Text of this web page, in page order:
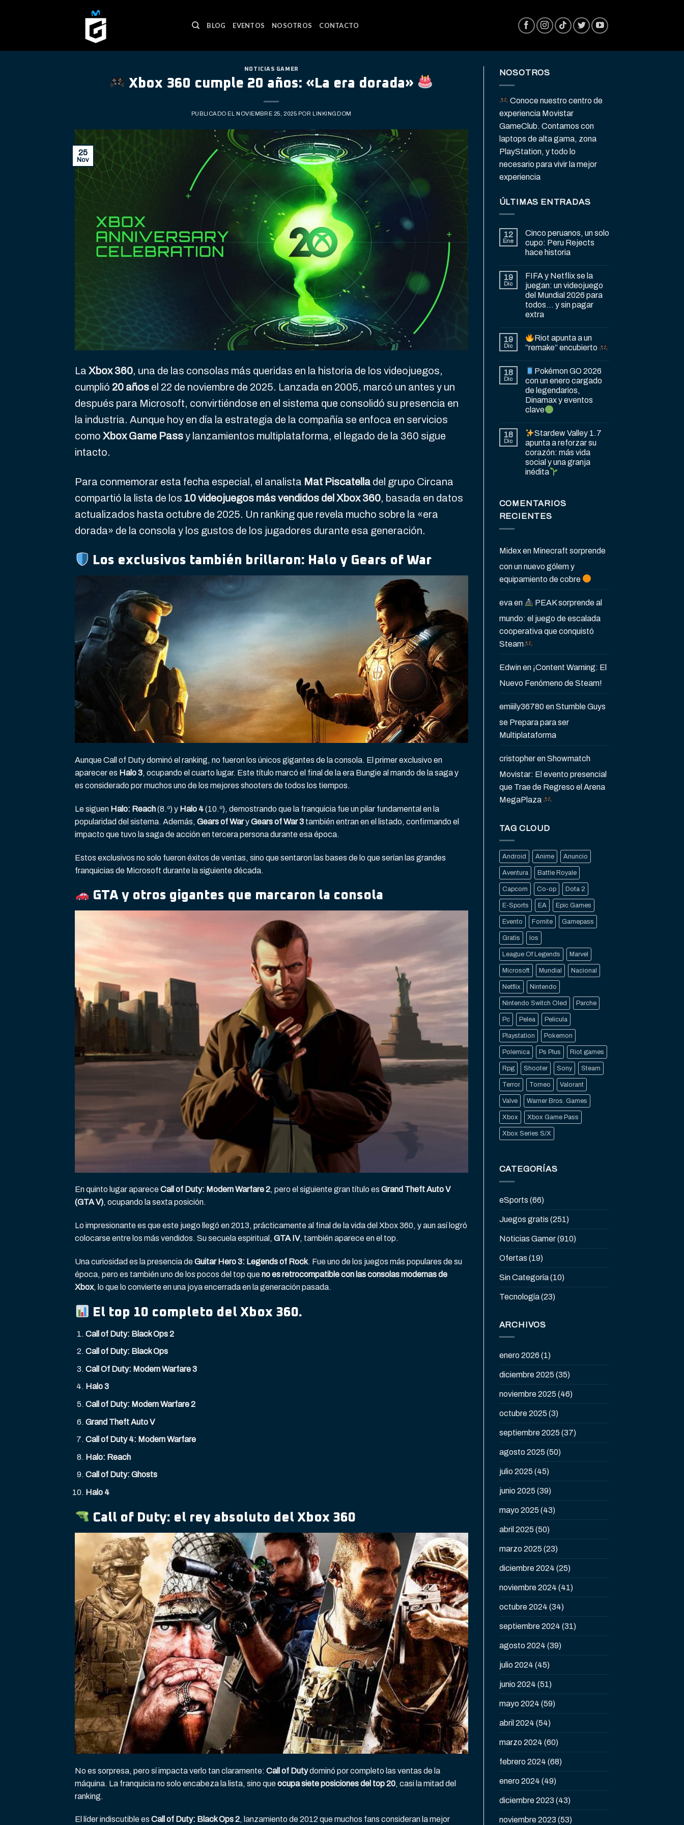
BLOG EVENTOS NOSOTROS CONTACTO
NOTICIAS GAMER
Xbox 360 cumple 20 años: «La era dorada»
PUBLICADO EL NOVIEMBRE 25, 2025 POR LINKINGDOM
25
Nov
La Xbox 360, una de las consolas más queridas en la historia de los videojuegos,
cumplió 20 años el 22 de noviembre de 2025. Lanzada en 2005, marcó un antes y un
después para Microsoft, convirtiéndose en el sistema que consolidó su presencia en
la industria. Aunque hoy en día la estrategia de la compañía se enfoca en servicios
como Xbox Game Passy lanzamientos multiplataforma, el legado de la 360 sigue
intacto.
Para conmemorar esta fecha especial, el analista Mat Piscatella del grupo Circana
compartió la lista de los 10 videojuegos más vendidos del Xbox 360, basada en datos
actualizados hasta octubre de 2025. Un ranking que revela mucho sobre la «era
dorada» de la consola y los gustos de los jugadores durante esa generación.
Los exclusivos también brillaron: Halo y Gears of War
Aunque Call of Duty dominó el ranking, no fueron los únicos gigantes de la consola. El primer exclusivo en
aparecer es Halo 3, ocupando el cuarto lugar. Este título marcó el final de la era Bungie al mando de la saga y
es considerado por muchos uno de los mejores shooters de todos los tiempos.
Le siguen Halo: Reach(8.º) y Halo 4(10.º), demostrando que la franquicia fue un pilar fundamental en la
popularidad del sistema. Además, Gears of WaryGears of War 3 también entran en el listado, confirmando el
impacto que tuvo la saga de acción en tercera persona durante esa época.
Estos exclusivos no solo fueron éxitos de ventas, sino que sentaron las bases de lo que serían las grandes
franquicias de Microsoft durante la siguiente década.
GTA y otros gigantes que marcaron la consola
En quinto lugar apareceCall of Duty: Modern Warfare 2, pero el siguiente gran título es Grand Theft Auto V
(GTA V), ocupando la sexta posición.
Lo impresionante es que este juego llegó en 2013, prácticamente al final de la vida del Xbox 360, y aun así logró
colocarse entre los más vendidos. Su secuela espiritual, GTA IV, también aparece en el top.
Una curiosidad es la presencia deGuitar Hero 3: Legends of Rock. Fue uno de los juegos más populares de su
época, pero es también uno de los pocos del top queno es retrocompatible con las consolas modernas de
Xbox, lo que lo convierte en una joya encerrada en la generación pasada.
El top 10 completo del Xbox 360.
Call of Duty: Black Ops 2
Call of Duty: Black Ops
Call Of Duty: Modern Warfare 3
Halo 3
Call of Duty: Modern Warfare 2
Grand Theft Auto V
Call of Duty 4: Modern Warfare
Halo: Reach
Call of Duty: Ghosts
Halo 4
Call of Duty: el rey absoluto del Xbox 360
No es sorpresa, pero sí impacta verlo tan claramente: Call of Dutydominó por completo las ventas de la
máquina. La franquicia no solo encabeza la lista, sino queocupa siete posiciones del top 20, casi la mitad del
ranking.
El líder indiscutible es Call of Duty: Black Ops 2, lanzamiento de 2012 que muchos fans consideran la mejor
NOSOTROS
Conoce nuestro centro de
experiencia Movistar
GameClub. Contamos con
laptops de alta gama, zona
PlayStation, y todo lo
necesario para vivir la mejor
experiencia
ÚLTIMAS ENTRADAS
12
Ene
Cinco peruanos, un solo
cupo: Peru Rejects
hace historia
19
Dic
FIFA y Netflix se la
juegan: un videojuego
del Mundial 2026 para
todos… y sin pagar
extra
19
Dic
Riot apunta a un
“remake” encubierto
18
Dic
Pokémon GO 2026
con un enero cargado
de legendarios,
Dinamax y eventos
clave
18
Dic
Stardew Valley 1.7
apunta a reforzar su
corazón: más vida
social y una granja
inédita
COMENTARIOS
RECIENTES
Midexen Minecraft sorprende
con un nuevo gólem y
equipamiento de cobre
evaen
PEAK sorprende al
mundo: el juego de escalada
cooperativa que conquistó
Steam
Edwinen ¡Content Warning: El
Nuevo Fenómeno de Steam!
emiiily36780enStumble Guys
se Prepara para ser
Multiplataforma
cristopherenShowmatch
Movistar: El evento presencial
que Trae de Regreso el Arena
MegaPlaza
TAG CLOUD
Android Anime Anuncio
Aventura Battle Royale
Capcom Co-op Dota 2
E-Sports EA Epic Games
Evento Fornite Gamepass
Gratis Ios
League Of Legends Marvel
Microsoft Mundial Nacional
Netflix Nintendo
Nintendo Switch Oled Parche
Pc Pelea Pelicula
Playstation Pokemon
Polemica Ps Plus Riot games
Rpg Shooter Sony Steam
Terror Torneo Valorant
Valve Warner Bros. Games
Xbox Xbox Game Pass
Xbox Series S/X
CATEGORÍAS
eSports (66)
Juegos gratis (251)
Noticias Gamer(910)
Ofertas (19)
Sin Categoría(10)
Tecnología(23)
ARCHIVOS
enero 2026 (1)
diciembre 2025 (35)
noviembre 2025 (46)
octubre 2025 (3)
septiembre 2025 (37)
agosto 2025 (50)
julio 2025 (45)
junio 2025 (39)
mayo 2025 (43)
abril 2025 (50)
marzo 2025 (23)
diciembre 2024 (25)
noviembre 2024 (41)
octubre 2024 (34)
septiembre 2024 (31)
agosto 2024 (39)
julio 2024 (45)
junio 2024 (51)
mayo 2024 (59)
abril 2024 (54)
marzo 2024 (60)
febrero 2024 (68)
enero 2024 (49)
diciembre 2023 (43)
noviembre 2023 (53)